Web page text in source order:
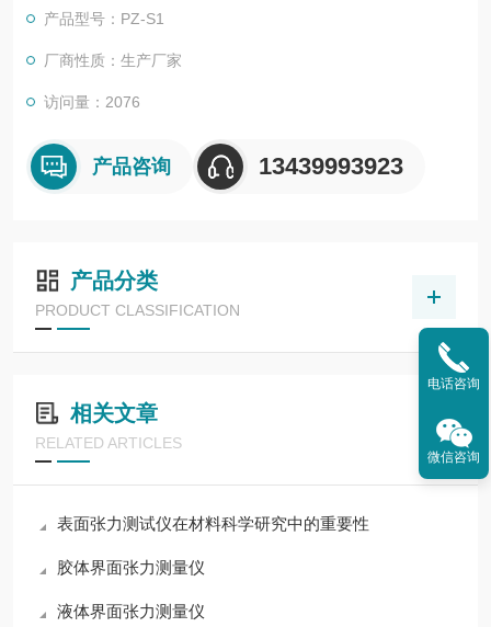
度，当前张力，峰值张力，等效张力等信息一体化显示，操作 非
常简便。
产品型号：PZ-S1
厂商性质：生产厂家
访问量：2076
产品咨询 13439993923
产品分类
PRODUCT CLASSIFICATION
相关文章
RELATED ARTICLES
表面张力测试仪在材料科学研究中的重要性
胶体界面张力测量仪
液体界面张力测量仪
电话咨询
微信咨询